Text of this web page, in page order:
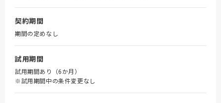
契約期間
期間の定めなし
試用期間
試用期間あり（6か月）
※試用期間中の条件変更なし